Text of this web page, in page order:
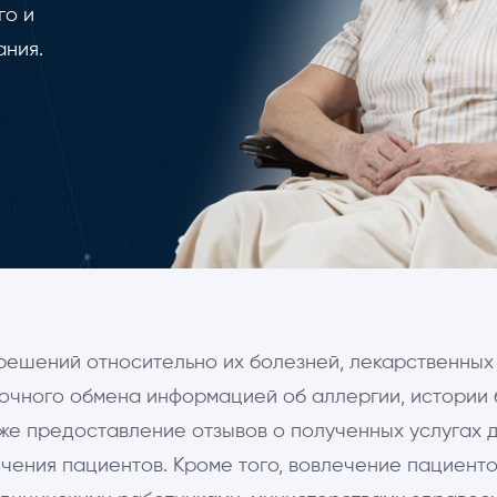
и
относительно их болезней,
обмена информацией об аллергии,
предоставление отзывов о полученных услугах
пациентов. Кроме того, вовлечение